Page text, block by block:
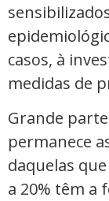
casos, à
medidas de
Grande
permanece
daquelas
a 20% têm a